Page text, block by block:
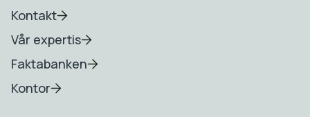
Kontakt
Vår expertis
Faktabanken
Kontor